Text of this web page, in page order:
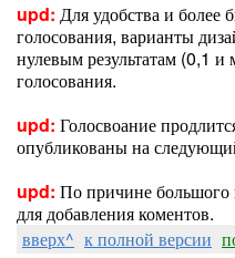
upd: Для удобства и более
голосования, варианты
нулевым результатам (0,1 и
голосования.
upd: Голосвоание
опубликованы на
upd: По причине большого
для добавления коментов.
вверх^ к полной версии